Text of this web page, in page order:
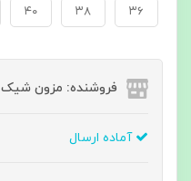
٣٦ ٣٨ ٤٠
فروشنده: مزون شیک
آماده ارسال